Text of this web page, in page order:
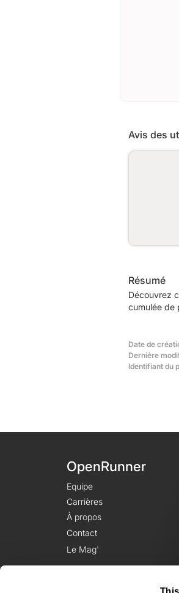
Avis des
Résumé
Découvrez
cumulée de
Date de
Dernière
Identifiant du
OpenRunner
Equipe
Carrières
À propos
Contact
Le Mag'